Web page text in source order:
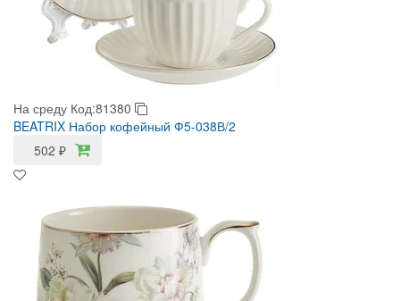
На среду Код:81380
BEATRIX Набор кофейный Ф5-038В/2
502 ₽